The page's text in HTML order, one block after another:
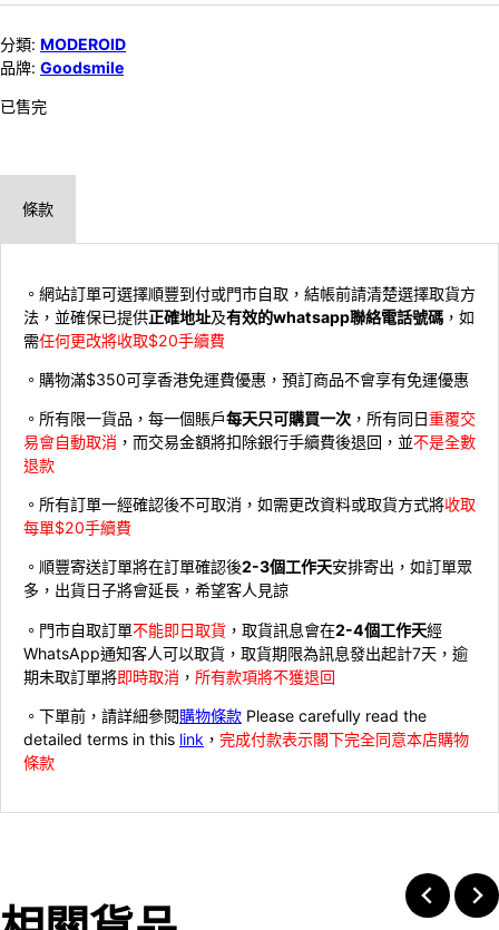
分類: MODEROID
品牌: Goodsmile
已售完
條款
。網站訂單可選擇順豐到付或門市自取，結帳前請清楚選擇取貨方
法，並確保已提供正確地址及有效的whatsapp聯絡電話號碼 ，如
需任何更改將收取$20手續費
。購物滿$350可享香港免運費優惠，預訂商品不會享有免運優惠
。所有限一貨品，每一個賬戶每天只可購買一次 ，所有同日重覆交
易會自動取消 ，而交易金額將扣除銀行手續費後退回，並不是全數
退款
。所有訂單一經確認後不可取消，如需更改資料或取貨方式將收取
每單$20手續費
。順豐寄送訂單將在訂單確認後2-3個工作天安排寄出，如訂單眾
多，出貨日子將會延長，希望客人見諒
。門市自取訂單不能即日取貨 ，取貨訊息會在2-4個工作天經
WhatsApp通知客人可以取貨，取貨期限為訊息發出起計7天，逾
期未取訂單將即時取消 ， 所有款項將不獲退回
。下單前，請詳細參閱購物條款 Please carefully read the
detailed terms in this link ， 完成付款表示閣下完全同意本店購物
條款